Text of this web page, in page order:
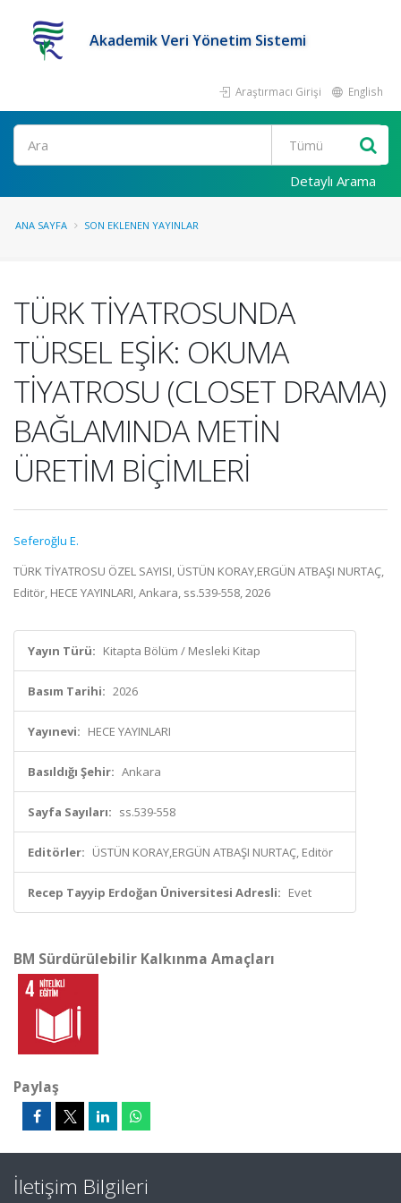
Akademik Veri Yönetim Sistemi
Araştırmacı Girişi English
Ara
Detaylı Arama
ANA SAYFA SON EKLENEN YAYINLAR
TÜRK TİYATROSUNDA
TÜRSEL EŞİK: OKUMA
TİYATROSU (CLOSET DRAMA)
BAĞLAMINDA METİN
ÜRETİM BİÇİMLERİ
Seferoğlu E.
TÜRK TİYATROSU ÖZEL SAYISI, ÜSTÜN KORAY,ERGÜN ATBAŞI NURTAÇ,
Editör, HECE YAYINLARI, Ankara, ss.539-558, 2026
Yayın Türü: Kitapta Bölüm / Mesleki Kitap
Basım Tarihi: 2026
Yayınevi: HECE YAYINLARI
Basıldığı Şehir: Ankara
Sayfa Sayıları: ss.539-558
Editörler: ÜSTÜN KORAY,ERGÜN ATBAŞI NURTAÇ, Editör
Recep Tayyip Erdoğan Üniversitesi Adresli: Evet
BM Sürdürülebilir Kalkınma Amaçları
Paylaş
İletişim Bilgileri